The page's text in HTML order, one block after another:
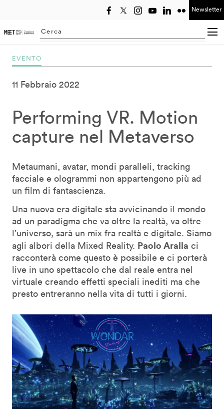
Newsletter
Searching...
EVENTO
11 Febbraio 2022
Performing VR. Motion
capture nel Metaverso
Metaumani, avatar, mondi paralleli, tracking
facciale e ologrammi non appartengono più ad
un film di fantascienza.
Una nuova era digitale sta avvicinando il mondo
ad un paradigma che va oltre la realtà, va oltre
l’universo, sarà un mix fra realtà e digitale. Siamo
agli albori della Mixed Reality. Paolo Aralla ci
racconterà come questo è possibile e ci porterà
live in uno spettacolo che dal reale entra nel
virtuale creando effetti speciali inediti ma che
presto entreranno nella vita di tutti i giorni.